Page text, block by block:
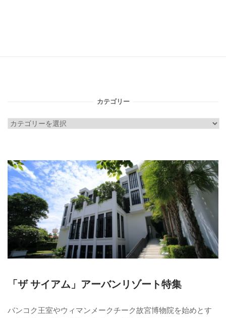
カテゴリー
カ
リ
ー
「ザ サイアム」アーバンリゾート特集
バンコク王室やウィマンメークチーク故宮博物院を始めとす